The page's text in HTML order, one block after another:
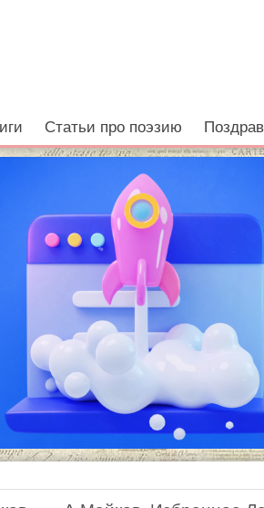
Статьи про поэзию